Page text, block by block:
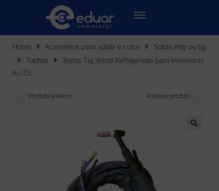
Home Acessórios para solda e corte
Solda mig ou tig
Tochas
Tocha Tig Wp18 Refrigerada para inversoras
Ac/Dc
Produto anterior Próximo produto